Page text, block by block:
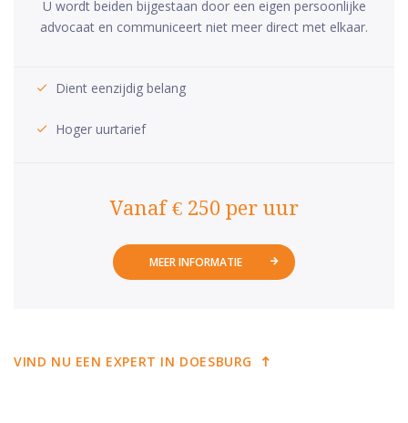
U wordt beiden bijgestaan door een eigen persoonlijke
advocaat en communiceert niet meer direct met elkaar.
Dient eenzijdig belang
Hoger uurtarief
Vanaf € 250 per uur
MEER INFORMATIE
VIND NU EEN EXPERT IN DOESBURG